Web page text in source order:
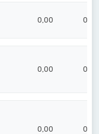
0,00 0,00
0,00 0,00
0,00 0,00